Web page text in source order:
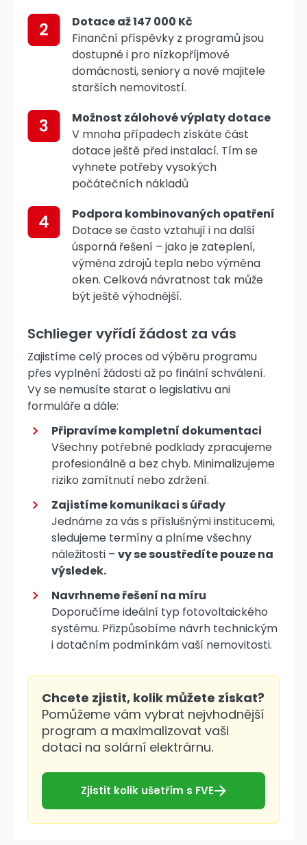
Dotace až 147 000 Kč
Finanční příspěvky z programů jsou
dostupné i pro nízkopříjmové
domácnosti, seniory a nové majitele
starších nemovitostí.
Možnost zálohové výplaty dotace
V mnoha případech získáte část
dotace ještě před instalací. Tím se
vyhnete potřeby vysokých
počátečních nákladů
Podpora kombinovaných opatření
Dotace se často vztahují i na další
úsporná řešení – jako je zateplení,
výměna zdrojů tepla nebo výměna
oken. Celková návratnost tak může
být ještě výhodnější.
Schlieger vyřídí žádost za vás
Zajistíme celý proces od výběru programu
přes vyplnění žádosti až po finální schválení.
Vy se nemusíte starat o legislativu ani
formuláře a dále:
Připravíme kompletní dokumentaci
Všechny potřebné podklady zpracujeme
profesionálně a bez chyb. Minimalizujeme
riziko zamítnutí nebo zdržení.
Zajistíme komunikaci s úřady
Jednáme za vás s příslušnými institucemi,
sledujeme termíny a plníme všechny
náležitosti – vy se soustředíte pouze na
výsledek.
Navrhneme řešení na míru
Doporučíme ideální typ fotovoltaického
systému. Přizpůsobíme návrh technickým
i dotačním podmínkám vaší nemovitosti.
Chcete zjistit, kolik můžete získat?
Pomůžeme vám vybrat nejvhodnější
program a maximalizovat vaši
dotaci na solární elektrárnu.
Zjistit kolik ušetřím s FVE